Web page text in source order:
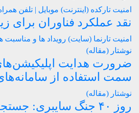
امنیت تارکده (اینترنت) موبایل | تلفن
نقد عملکرد فناوران برای
امنیت تارنما (سایت) رویداد ها و مناسبت
نوشتار (مقاله)
ضرورت هدایت
سمت استفاده از
نوشتار (مقاله)
روز ۴۰ جنگ سایبری: